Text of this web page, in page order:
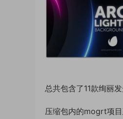
总共包含了11款绚丽
压缩包内的mogrt项